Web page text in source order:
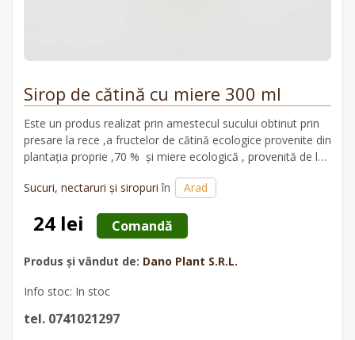
Sirop de cătină cu miere 300 ml
Este un produs realizat prin amestecul sucului obtinut prin
presare la rece ,a fructelor de cătină ecologice provenite din
plantația proprie ,70 % și miere ecologică , provenită de la
pasteurizat .
Sucuri, nectaruri și siropuri în Arad
24 lei Comandă
Produs și vândut de: Dano Plant S.R.L.
Info stoc: In stoc
tel. 0741021297